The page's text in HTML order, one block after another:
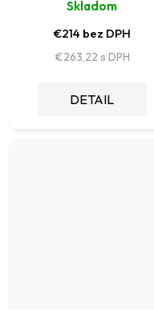
Skladom
€214 bez DPH
€263,22
DETAIL